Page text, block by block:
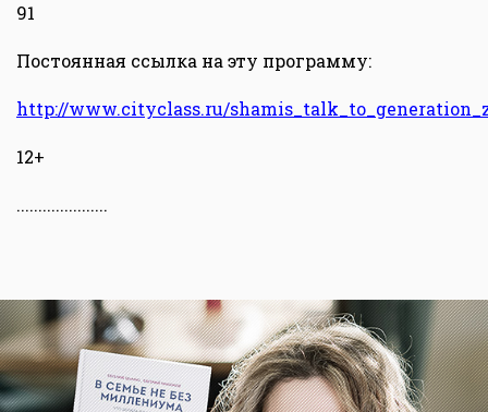
91
Постоянная ссылка на эту программу:
http://www.cityclass.ru/
12+
.....................